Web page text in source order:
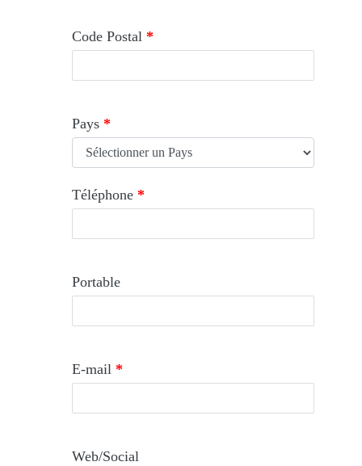
Code Postal *
Pays *
Téléphone *
Portable
E-mail *
Web/Social